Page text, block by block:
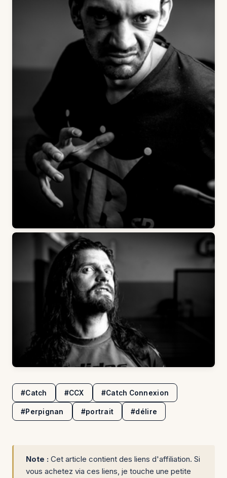
#Catch #CCX #Catch Connexion
#Perpignan #portrait #délire
Note : Cet article contient des liens d'affiliation. Si
vous achetez via ces liens, je touche une petite